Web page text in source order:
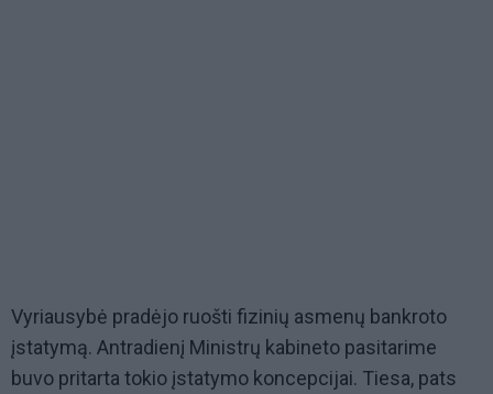
Vyriausybė pradėjo ruošti fizinių asmenų bankroto
įstatymą. Antradienį Ministrų kabineto pasitarime
buvo pritarta tokio įstatymo koncepcijai. Tiesa, pats